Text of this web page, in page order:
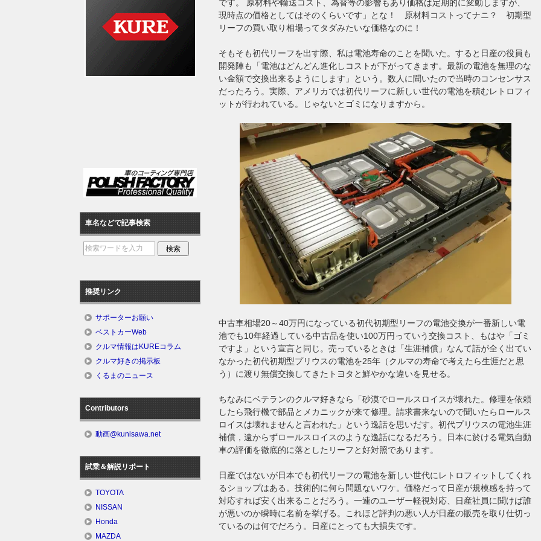
です。 原材料や輸送コスト、為替等の影響もあり価格は定期的に変動しますが、
現時点の価格としてはそのくらいです」とな！ 原材料コストってナニ？ 初期型
リーフの買い取り相場ってタダみたいな価格なのに！
そもそも初代リーフを出す際、私は電池寿命のことを聞いた。すると日産の役員も
開発陣も「電池はどんどん進化しコストが下がってきます。最新の電池を無理のな
い金額で交換出来るようにします」という。数人に聞いたので当時のコンセンサス
だったろう。実際、アメリカでは初代リーフに新しい世代の電池を積むレトロフィ
ットが行われている。じゃないとゴミになりますから。
中古車相場20～40万円になっている初代初期型リーフの電池交換が一番新しい電
池でも10年経過している中古品を使い100万円っていう交換コスト、もはや「ゴミ
ですよ」という宣言と同じ。売っているときは「生涯補償」なんて話が全く出てい
なかった初代初期型プリウスの電池を25年（クルマの寿命で考えたら生涯だと思
う）に渡り無償交換してきたトヨタと鮮やかな違いを見せる。
ちなみにベテランのクルマ好きなら「砂漠でロールスロイスが壊れた。修理を依頼
したら飛行機で部品とメカニックが来て修理。請求書来ないので聞いたらロールス
ロイスは壊れませんと言われた」という逸話を思いだす。初代プリウスの電池生涯
補償，遠からずロールスロイスのような逸話になるだろう。日本に於ける電気自動
車の評価を徹底的に落としたリーフと好対照であります。
日産ではないが日本でも初代リーフの電池を新しい世代にレトロフィットしてくれ
るショップはある。技術的に何ら問題ないワケ。価格だって日産が規模感を持って
対応すれば安く出来ることだろう。一連のユーザー軽視対応、日産社員に聞けば誰
が悪いのか瞬時に名前を挙げる。これほど評判の悪い人が日産の販売を取り仕切っ
ているのは何でだろう。日産にとっても大損失です。
車名などで記事検索
推奨リンク
サポーターお願い
ベストカーWeb
クルマ情報はKUREコラム
クルマ好きの掲示板
くるまのニュース
Contributors
動画@kunisawa.net
試乗＆解説リポート
TOYOTA
NISSAN
Honda
MAZDA